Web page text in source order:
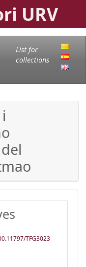
URV
List for
collections
TFG3023